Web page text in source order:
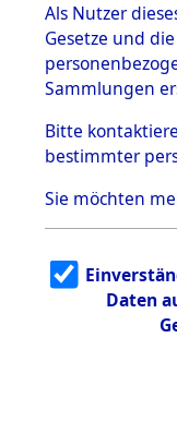
Effekten
1.2.9.1
Effekten
dem KZ
Dachau
1.2.9.2
Effekten
dem KZ
1.2.9.3
Effekten
dem KZ
Als Nutzer
Gesetze und
Sammlungen
Bitte
bestimmter
Sie möchten
Daten